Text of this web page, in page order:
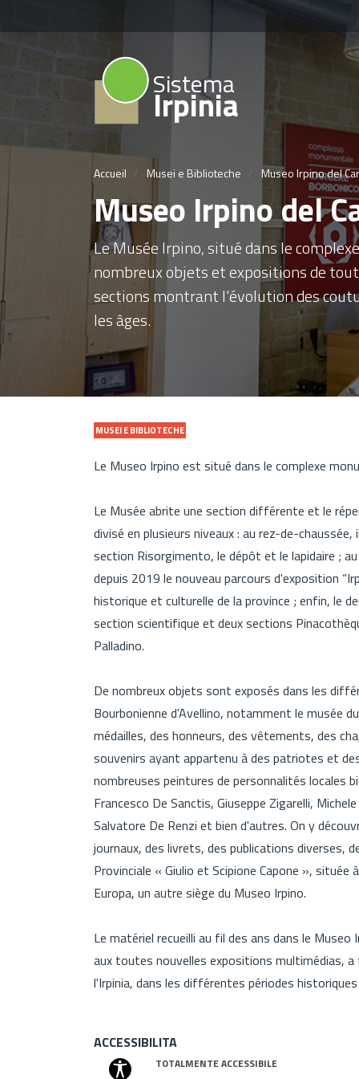
Sistema
Irpinia
Accueil Musei e Biblioteche Museo Irpino del
Museo Irpino del
Le Musée Irpino, situé dans le
nombreux objets et expositions de
sections montrant l'évolution des
les âges.
MUSEI E BIBLIOTECHE
Le Museo Irpino est situé dans le complexe
Le Musée abrite une section différente et le
divisé en plusieurs niveaux : au rez-de-
section Risorgimento, le dépôt et le lapidaire ;
depuis 2019 le nouveau parcours d'exposition
historique et culturelle de la province ; enfin, le
section scientifique et deux sections
Palladino.
De nombreux objets sont exposés dans les
Bourbonienne d'Avellino, notamment le musée
médailles, des honneurs, des vêtements, des
souvenirs ayant appartenu à des patriotes et
nombreuses peintures de personnalités locales
Francesco De Sanctis, Giuseppe Zigarelli,
Salvatore De Renzi et bien d'autres. On y
journaux, des livrets, des publications diverses,
Provinciale « Giulio et Scipione Capone », située
Europa, un autre siège du Museo Irpino.
Le matériel recueilli au fil des ans dans le
aux toutes nouvelles expositions multimédias,
l'Irpinia, dans les différentes périodes
ACCESSIBILITA
TOTALMENTE ACCESSIBILE